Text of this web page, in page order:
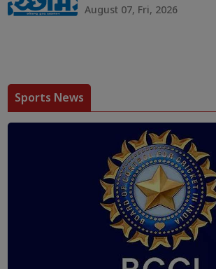
August 07, Fri, 2026
Sports News